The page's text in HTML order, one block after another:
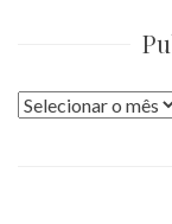
Publicações